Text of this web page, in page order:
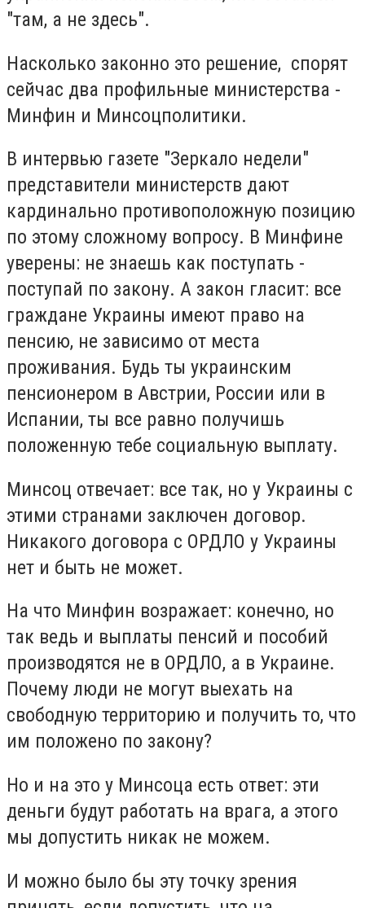
"там, а не здесь".
Насколько законно это решение, спорят
сейчас два профильные министерства -
Минфин и Минсоцполитики.
В интервью газете "Зеркало недели"
представители министерств дают
кардинально противоположную позицию
по этому сложному вопросу. В Минфине
уверены: не знаешь как поступать -
поступай по закону. А закон гласит: все
граждане Украины имеют право на
пенсию, не зависимо от места
проживания. Будь ты украинским
пенсионером в Австрии, России или в
Испании, ты все равно получишь
положенную тебе социальную выплату.
Минсоц отвечает: все так, но у Украины с
этими странами заключен договор.
Никакого договора с ОРДЛО у Украины
нет и быть не может.
На что Минфин возражает: конечно, но
так ведь и выплаты пенсий и пособий
производятся не в ОРДЛО, а в Украине.
Почему люди не могут выехать на
свободную территорию и получить то, что
им положено по закону?
Но и на это у Минсоца есть ответ: эти
деньги будут работать на врага, а этого
мы допустить никак не можем.
И можно было бы эту точку зрения